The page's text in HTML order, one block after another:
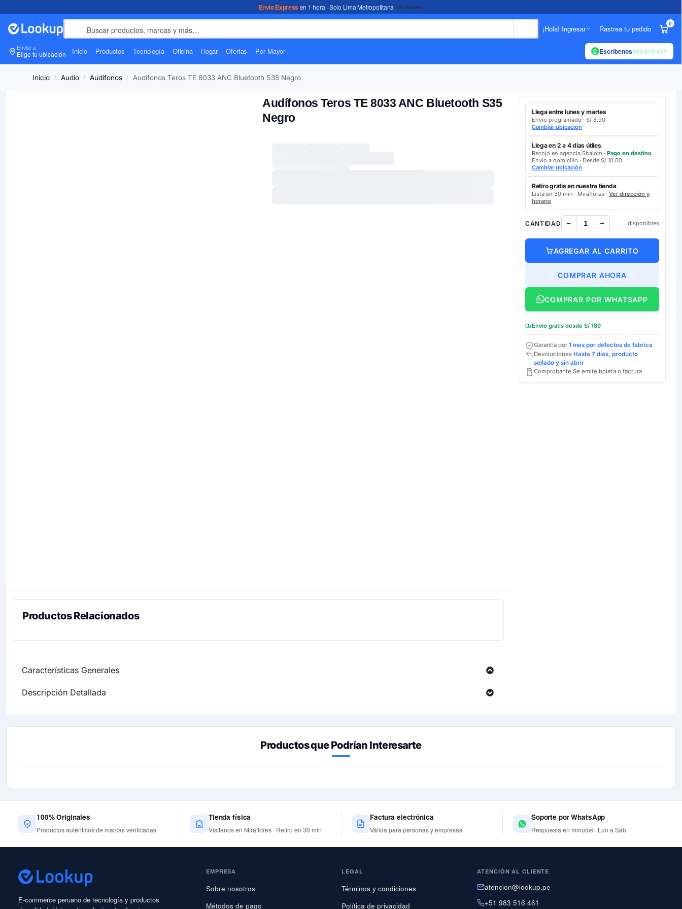
Envío Expressen 1 hora · Solo Lima Metropolitana*Ver legales
¡Hola! Ingresar Rastrea tu pedido
0
Enviar a
Elige tu ubicación Inicio Productos Tecnología Oficina Hogar Ofertas Por Mayor Escríbenos983 516 461
Inicio / Audio / Audifonos / Audífonos Teros TE 8033 ANC Bluetooth S35 Negro
Audífonos Teros TE 8033 ANC Bluetooth S35
Negro
Productos Relacionados
Características Generales
Descripción Detallada
Llega entre lunes y martes
Envío programado · S/ 8.90
Cambiar ubicación
Llega en 2 a 4 días útiles
Recojo en agencia Shalom · Pago en destino
Envío a domicilio · Desde S/ 10.00
Cambiar ubicación
Retíro gratis en nuestra tienda
Lista en 30 min · Miraflores · Ver dirección y
horario
CANTIDAD disponibles
AGREGAR AL CARRITO
COMPRAR AHORA
COMPRAR POR WHATSAPP
Envío gratis desde S/ 189
Garantía por 1 mes por defectos de fábrica
Devoluciones Hasta 7 días, producto
sellado y sin abrir
Comprobante Se emite boleta o factura
Productos que Podrían Interesarte
100% Originales
Productos auténticos de marcas verificadas
Tienda física
Visítanos en Miraflores · Retiro en 30 min
Factura electrónica
Válida para personas y empresas
Soporte por WhatsApp
Respuesta en minutos · Lun a Sáb
E-commerce peruano de tecnología y productos
EMPRESA
Sobre nosotros
Métodos de pago
LEGAL
Términos y condiciones
Política de privacidad
ATENCIÓN AL CLIENTE
atencion@lookup.pe
+51 983 516 461